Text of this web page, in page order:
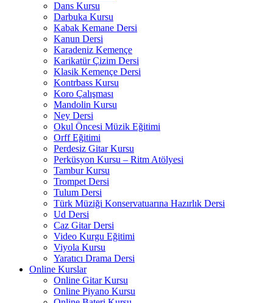
Dans Kursu
Darbuka Kursu
Kabak Kemane Dersi
Kanun Dersi
Karadeniz Kemençe
Karikatür Çizim Dersi
Klasik Kemençe Dersi
Kontrbass Kursu
Koro Çalışması
Mandolin Kursu
Ney Dersi
Okul Öncesi Müzik Eğitimi
Orff Eğitimi
Perdesiz Gitar Kursu
Perküsyon Kursu – Ritm Atölyesi
Tambur Kursu
Trompet Dersi
Tulum Dersi
Türk Müziği Konservatuarına Hazırlık Dersi
Ud Dersi
Caz Gitar Dersi
Video Kurgu Eğitimi
Viyola Kursu
Yaratıcı Drama Dersi
Online Kurslar
Online Gitar Kursu
Online Piyano Kursu